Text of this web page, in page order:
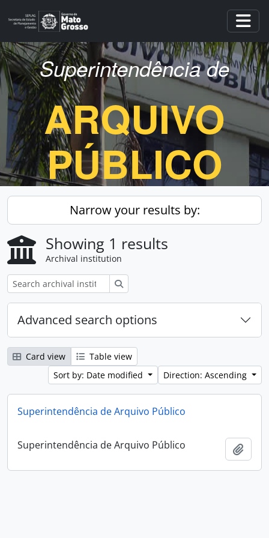
Skip to main content
Superintendência de
ARQUIVO
PÚBLICO
Narrow your results by:
Showing 1 results
Archival institution
Advanced search options
Card view
Table view
Sort by: Date modified
Direction: Ascending
Superintendência de Arquivo Público
Superintendência de Arquivo Público